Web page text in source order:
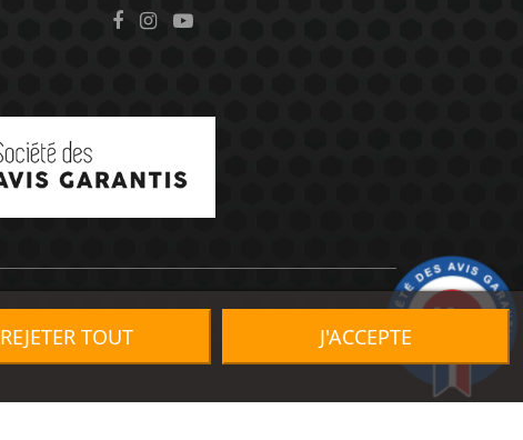
REJETER TOUT J'ACCEPTE
9.2